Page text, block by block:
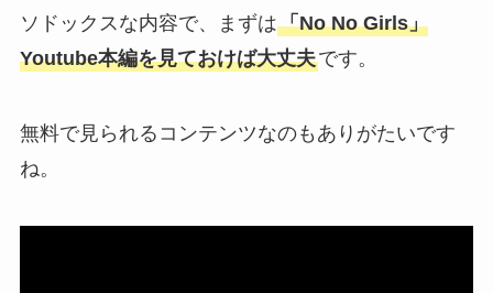
ソドックスな内容で、まずは「No No Girls」
Youtube本編を見ておけば大丈夫です。
無料で見られるコンテンツなのもありがたいです
ね。